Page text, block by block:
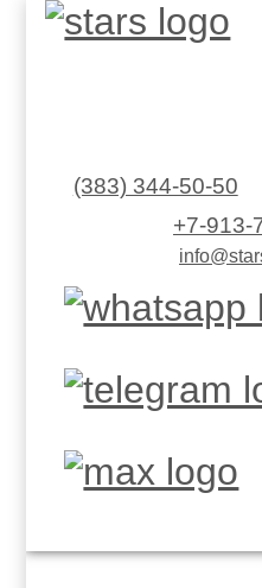
(383) 344-50-50
+7-913-